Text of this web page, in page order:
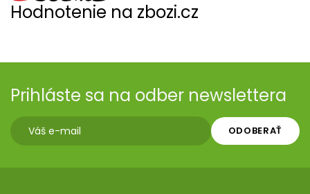
Hodnotenie na zbozi.cz
Prihláste sa na odber newslettera
ODOBERAŤ